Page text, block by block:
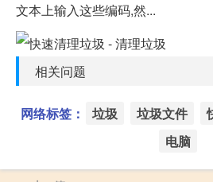
文本上输入这些编码,然...
相关问题
网络标签： 垃圾 垃圾文件
电脑